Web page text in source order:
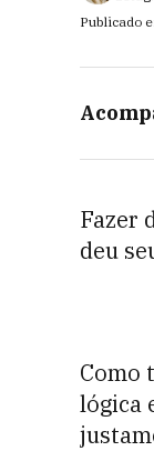
Publicado
Fazer
deu
Como
lógica